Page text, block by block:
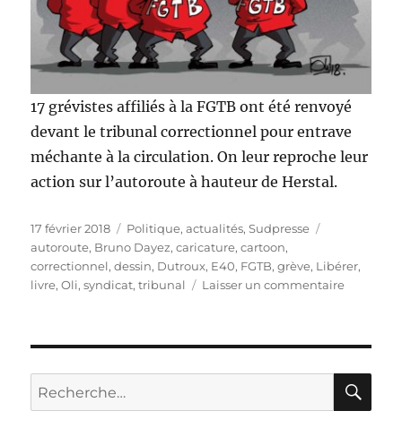
17 grévistes affiliés à la FGTB ont été renvoyé
devant le tribunal correctionnel pour entrave
méchante à la circulation. On leur reproche leur
action sur l’autoroute à hauteur de Herstal.
Publié
le
17 février 2018 Catégories
Politique, actualités,Sudpresse
autoroute, Bruno Dayez,caricature,cartoon,
correctionnel,dessin, Dutroux, E40, FGTB,grève, Libérer,
livre,Oli,syndicat,tribunal Laisser un commentairesur
Recherche
pour :